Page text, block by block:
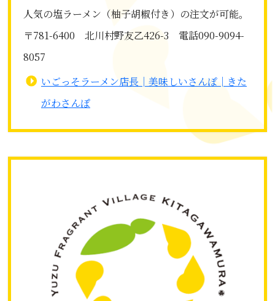
人気の塩ラーメン（柚子胡椒付き）の注文が可能。
〒781-6400 北川村野友乙426-3 電話090-9094-
8057
いごっそラーメン店長│美味しいさんぽ│きた
がわさんぽ